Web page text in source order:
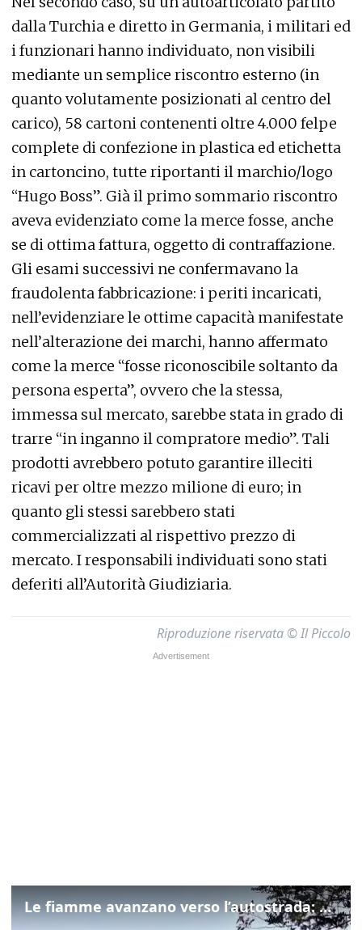
dalla Turchia e diretto in Germania, i militari ed
i funzionari hanno individuato, non visibili
mediante un semplice riscontro esterno (in
quanto volutamente posizionati al centro del
carico), 58 cartoni contenenti oltre 4.000 felpe
complete di confezione in plastica ed etichetta
in cartoncino, tutte riportanti il marchio/logo
“Hugo Boss”. Già il primo sommario riscontro
aveva evidenziato come la merce fosse, anche
se di ottima fattura, oggetto di contraffazione.
Gli esami successivi ne confermavano la
fraudolenta fabbricazione: i periti incaricati,
nell’evidenziare le ottime capacità manifestate
nell’alterazione dei marchi, hanno affermato
come la merce “fosse riconoscibile soltanto da
persona esperta”, ovvero che la stessa,
immessa sul mercato, sarebbe stata in grado di
trarre “in inganno il compratore medio”. Tali
prodotti avrebbero potuto garantire illeciti
ricavi per oltre mezzo milione di euro; in
quanto gli stessi sarebbero stati
commercializzati al rispettivo prezzo di
mercato. I responsabili individuati sono stati
deferiti all’Autorità Giudiziaria.
Riproduzione riservata © Il Piccolo
Le fiamme avanzano verso l’autostrada: canadair in azione tra Monfalcone e Duino